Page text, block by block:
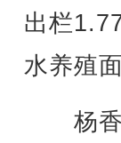
出栏
水养殖
杨香